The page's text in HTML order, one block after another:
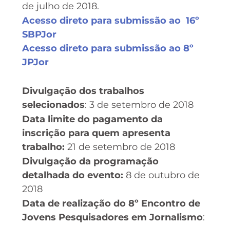
de julho de 2018.
Acesso direto para submissão ao 16º
SBPJor
Acesso direto para submissão ao 8º
JPJor
Divulgação dos trabalhos
selecionados: 3 de setembro de 2018
Data limite do pagamento da
inscrição para quem apresenta
trabalho: 21 de setembro de 2018
Divulgação da programação
detalhada do evento: 8 de outubro de
2018
Data de realização do 8º Encontro de
Jovens Pesquisadores em Jornalismo: